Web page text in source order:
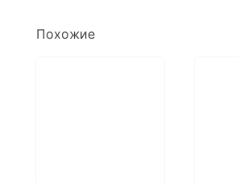
Похожие